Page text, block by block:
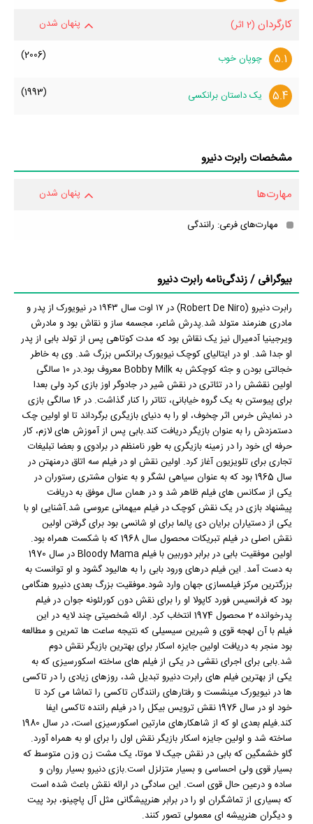
کارگردان (2 اثر) پنهان شدن
5.1 چوپان خوب (2006)
5.4 یک داستان برانکسی (1993)
مشخصات رابرت دنیرو
مهارت‌ها پنهان شدن
مهارت‌های فرعی: رانندگی
بیوگرافی / زندگی‌نامه رابرت دنیرو
رابرت دنیرو (Robert De Niro) ‏در ۱۷ اوت سال ۱۹۴۳ در نیویورک از پدر و
مادری هنرمند متولد شد.پدرش شاعر، مجسمه ساز و نقاش بود و مادرش
ویرجینیا آدمیرال نیز یک نقاش بود که مدت کوتاهی پس از تولد بابی از پدر
او جدا شد. او در ایتالیای کوچک نیویورک برانکس بزرگ شد. وی به خاطر
خجالتی بودن و جثه کوچکش به Bobby Milk معروف بود.در 10 سالگی
اولین نقشش را در تئاتری در نقش شیر در جادوگر اوز بازی کرد ولی بعدا
برای پیوستن به یک گروه خیابانی، تئاتر را کنار گذاشت. در 16 سالگی بازی
در نمایش خرس اثر چخوف، او را به دنیای بازیگری برگرداند تا او اولین چک
دستمزدش را به عنوان بازیگر دریافت کند.بابی پس از آموزش های لازم، کار
حرفه ای خود را در زمینه بازیگری به طور نامنظم در برادوی و بعضا تبلیغات
تجاری برای تلویزیون آغاز کرد. اولین نقش او در فیلم سه اتاق درمنهتن در
سال 1965 بود که به عنوان سیاهی لشگر و به عنوان مشتری رستوران در
یکی از سکانس های فیلم ظاهر شد و در همان سال موفق به دریافت
پیشنهاد بازی در یک نقش کوچک در فیلم میهمانی عروسی شد.آشنایی او با
یکی از دستیاران برایان دی پالما برای او شانسی بود برای گرفتن اولین
نقش اصلی در فیلم تبریکات محصول سال 1968 که با شکست همراه بود.
اولین موفقیت بابی در برابر دوربین با فیلم Bloody Mama در سال 1970
به دست آمد. این فیلم درهای ورود بابی را به هالیود گشود و او توانست به
بزرگترین مرکز فیلمسازی جهان وارد شود.موفقیت بزرگ بعدی دنیرو هنگامی
بود که فرانسیس فورد کاپولا او را برای نقش دون کورلئونه جوان در فیلم
پدرخوانده 2 محصول 1974 انتخاب کرد. ارائه شخصیتی چند لایه در این
فیلم با آن لهجه قوی و شیرین سیسیلی که نتیجه ساعت ها تمرین و مطالعه
بود منجر به دریافت اولین جایزه اسکار برای بهترین بازیگر نقش دوم
شد.بابی برای اجرای نقشی در یکی از فیلم های ساخته اسکورسیزی که به
یکی از بهترین فیلم های رابرت دنیرو تبدیل شد، روزهای زیادی را در تاکسی
ها در نیویورک مینشست و رفتارهای رانندگان تاکسی را تماشا می کرد تا
خود او در سال 1976 نقش ترویس بیکل را در فیلم راننده تاکسی ایفا
کند.فیلم بعدی او که از شاهکارهای مارتین اسکورسیزی است، در سال 1980
ساخته شد و اولین جایزه اسکار بازیگر نقش اول را برای او به همراه آورد.
گاو خشمگین که بابی در نقش جیک لا موتا، یک مشت زن وزن متوسط که
بسیار قوی ولی احساسی و بسیار متزلزل است.بازی دنیرو بسیار روان و
ساده و درعین حال قوی است. این سادگی در ارائه نقش باعث شده است
که بسیاری از تماشگران او را در برابر هنرپیشگانی مثل آل پاچینو، برد پیت
و دیگران هنرپیشه ای معمولی تصور کنند.